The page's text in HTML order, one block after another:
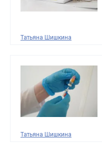
Татьяна Шишкина
Татьяна Шишкина